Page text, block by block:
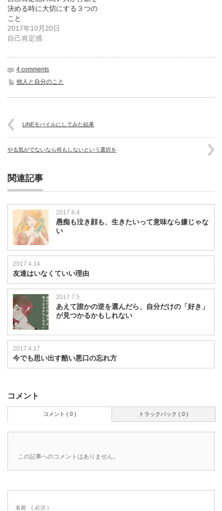
き
ま
い
ウ
ン
ド
ウ
で
す)
き
ま
決める時に大切にする３つの
こと
2017年10月20日
自己肯定感
4 comments
他人と自分のこと
LINEモバイルにしてみた結果
やる気がでないなら何もしないという選択を
関連記事
2017.6.4
愚痴も泣き顔も、生きたいって意味なら嫌じゃな
い
2017.4.14
友達はいなくていい理由
2017.7.5
あえて誰かの逆を選んだら、自分だけの「好き」
が見つかるかもしれない
2017.4.17
今でも思い出す酷い悪口の忘れ方
コメント
トラックバック ( 0 )
コメント ( 0 )
この記事へのコメントはありません。
名前 ( 必須 )